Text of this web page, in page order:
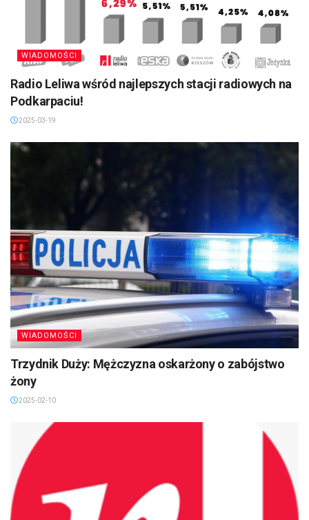
WIADOMOŚCI
Radio Leliwa wśród najlepszych stacji radiowych na
Podkarpaciu!
2025-03-19
WIADOMOŚCI
Trzydnik Duży: Mężczyzna oskarżony o zabójstwo
żony
2025-02-10